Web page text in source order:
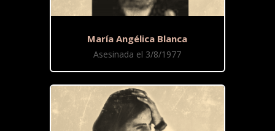
María Angélica Blanca
Asesinada el 3/8/1977